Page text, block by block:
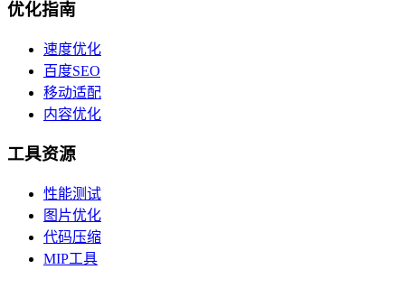
优化指南
速度优化
百度SEO
移动适配
内容优化
工具资源
性能测试
图片优化
代码压缩
MIP工具